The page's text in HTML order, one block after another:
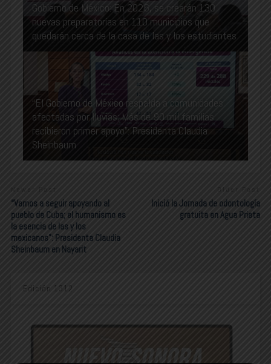
Gobierno de México: En 2026, se crearán 130
nuevas preparatorias en 110 municipios que
quedarán cerca de la casa de las y los estudiantes
“El Gobierno de México respalda a comunidades
afectadas por lluvias; Más de 90 mil familias
recibieron primer apoyo”: Presidenta Claudia
Sheinbaum
Newer Post
“Vamos a seguir apoyando al
pueblo de Cuba; el humanismo es
la esencia de las y los
mexicanos”: Presidenta Claudia
Sheinbaum en Nayarit
Inició la Jornada de odontología
gratuita en Agua Prieta
Edición 1312